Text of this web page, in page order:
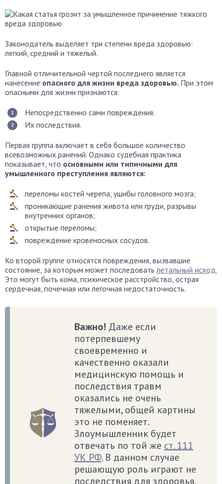
Законодатель выделяет три степени вреда здоровью:
легкий, средний и тяжелый.
Главной отличительной чертой последнего является
нанесение опасного для жизни вреда здоровью. При этом
опасными для жизни признаются:
Непосредственно сами повреждения.
Их последствия.
Первая группа включает в себя большое количество
всевозможных ранений. Однако судебная практика
показывает, что основными или типичными для
умышленного преступления являются:
переломы костей черепа, ушибы головного мозга;
проникающие ранения живота или груди, разрывы
внутренних органов;
открытые переломы;
повреждение кровеносных сосудов.
Ко второй группе относятся повреждения, вызвавшие
состояние, за которым может последоватьлетальный исход.
Это могут быть кома, психическое расстройство, острая
сердечная, почечная или легочная недостаточность.
Важно! Даже если
потерпевшему
своевременно и
качественно оказали
медицинскую помощь и
последствия травм
оказались не очень
тяжелыми, общей картины
это не поменяет.
Злоумышленник будет
отвечать по той же ст. 111
УК РФ. В данном случае
решающую роль играют не
последствия для здоровья,